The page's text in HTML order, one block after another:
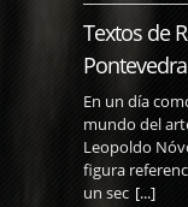
Textos de
Pontevedra
En un día
mundo del
Leopoldo
figura
un sec [...]